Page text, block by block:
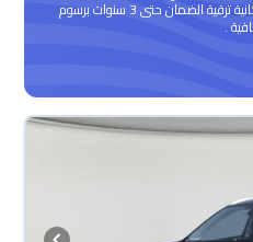
الطريق مجانًا لمدة 6 أشهر، مع إمكانية ترقية الضمان حتى 3 سنوات برسوم
.